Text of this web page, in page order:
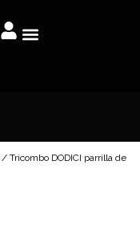
/ Tricombo DODICI parrilla de